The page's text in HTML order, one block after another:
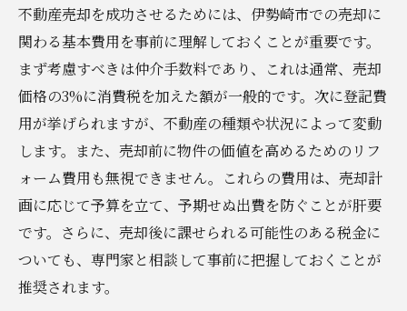
その役割
不動産売却に関する主要な税金とその概要
売却益に対する税金対策の基本戦略
伊勢崎市で適用される特例措置と税制優遇
税金を抑えるための効果的な計画立案方法
不動産専門家による税金相談の重要性
群馬県伊勢崎市の不動産売却における市場動向
を踏まえた費用対策
最新の市場動向と不動産価格の変化に注目
市場動向に基づく売却タイミングの選び方
不動産売却を成功させるためには、伊勢崎市での売却に
関わる基本費用を事前に理解しておくことが重要です。
まず考慮すべきは仲介手数料であり、これは通常、売却
価格の3%に消費税を加えた額が一般的です。次に登記費
用が挙げられますが、不動産の種類や状況によって変動
します。また、売却前に物件の価値を高めるためのリフ
ォーム費用も無視できません。これらの費用は、売却計
画に応じて予算を立て、予期せぬ出費を防ぐことが肝要
です。さらに、売却後に課せられる可能性のある税金に
ついても、専門家と相談して事前に把握しておくことが
推奨されます。